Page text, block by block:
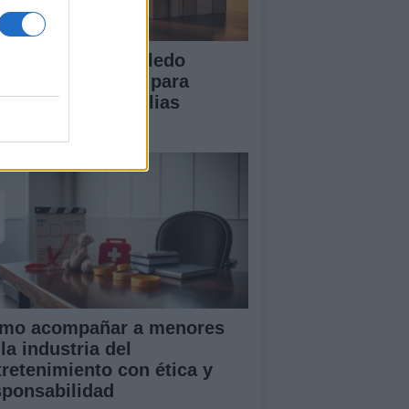
Diputación de Toledo
iniciativas para
a las familias
acompañar a menores
industria del
con ética y